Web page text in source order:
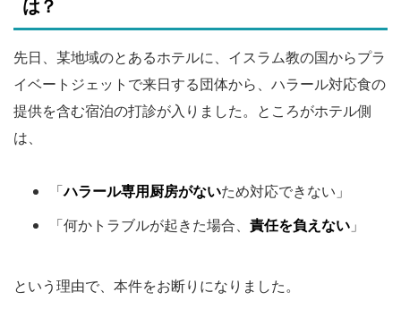
は？
先日、某地域のとあるホテルに、イスラム教の国からプラ
イベートジェットで来日する団体から、ハラール対応食の
提供を含む宿泊の打診が入りました。ところがホテル側
は、
「ハラール専用厨房がないため対応できない」
「何かトラブルが起きた場合、 責任を負えない 」
という理由で、本件をお断りになりました。